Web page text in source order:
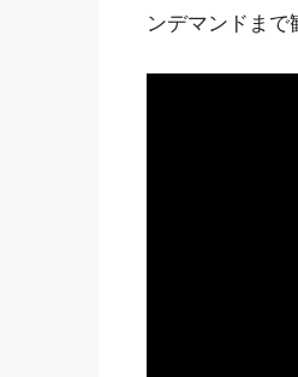
ンデマンドまで